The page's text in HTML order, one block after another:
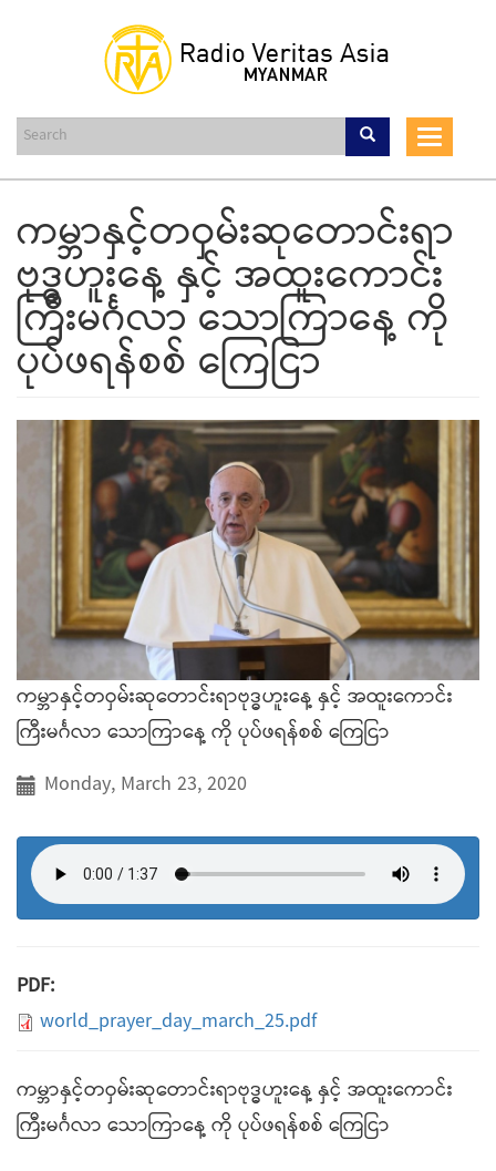
content
Toggle
ကမ္ဘာနှင့်တဝှမ်းဆုတောင်းရာ
ဗုဒ္ဓဟူးနေ့ နှင့် အထူးကောင်း
ကြီးမင်္ဂလာ သောကြာနေ့ ကို
ပုပ်ဖရန်စစ် ကြေငြာ
ကမ္ဘာနှင့်တဝှမ်းဆုတောင်းရာဗုဒ္ဓဟူးနေ့ နှင့် အထူးကောင်း
ကြီးမင်္ဂလာ သောကြာနေ့ ကို ပုပ်ဖရန်စစ် ကြေငြာ
Monday, March 23, 2020
PDF:
world_prayer_day_march_25.pdf
ကမ္ဘာနှင့်တဝှမ်းဆုတောင်းရာဗုဒ္ဓဟူးနေ့ နှင့် အထူးကောင်း
ကြီးမင်္ဂလာ သောကြာနေ့ ကို ပုပ်ဖရန်စစ် ကြေငြာ